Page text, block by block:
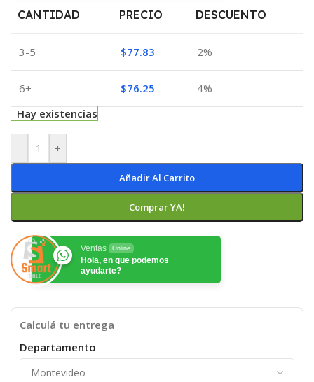
CANTIDAD PRECIO DESCUENTO
3-5 $77.83 2%
6+ $76.25
4%
Hay existencias
- +
Añadir Al Carrito
Comprar YA!
Ventas Online
Hola, en que podemos
ayudarte?
Calculá tu entrega
Departamento